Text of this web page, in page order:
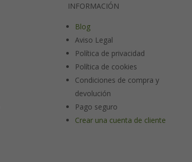
INFORMACIÓN
Blog
Aviso Legal
Política de privacidad
Política de cookies
Condiciones de compra y
devolución
Pago seguro
Crear una cuenta de cliente